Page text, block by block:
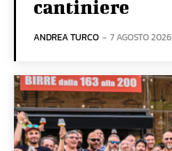
cantiniere
ANDREA TURCO - 7 AGOSTO 2026